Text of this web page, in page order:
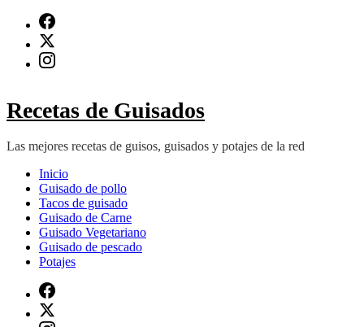
contenido
(presiona
Recetas de Guisados
Las mejores recetas de guisos, guisados y potajes de la red
Inicio
Guisado de pollo
Tacos de guisado
Guisado de Carne
Guisado Vegetariano
Guisado de pescado
Potajes